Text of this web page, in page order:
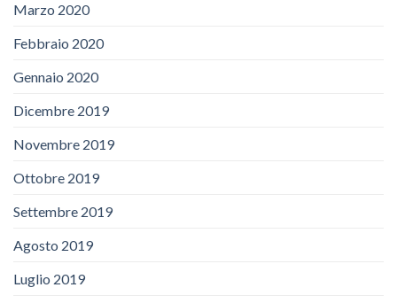
Marzo 2020
Febbraio 2020
Gennaio 2020
Dicembre 2019
Novembre 2019
Ottobre 2019
Settembre 2019
Agosto 2019
Luglio 2019